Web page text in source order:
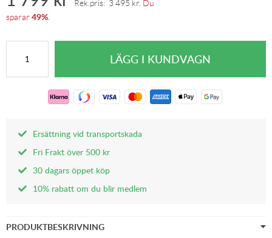
Rek.pris: 3 495 kr Du
sparar 49%
Ersättning vid transportskada
Fri Frakt över 500 kr
30 dagars öppet köp
10% rabatt om du blir medlem
PRODUKTBESKRIVNING